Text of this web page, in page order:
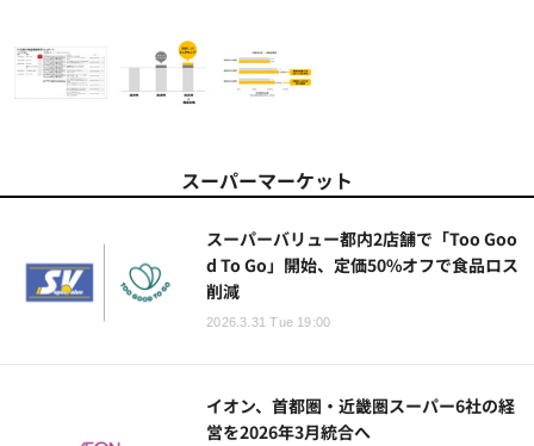
スーパーマーケット
スーパーバリュー都内2店舗で「Too Goo
d To Go」開始、定価50%オフで食品ロス
削減
2026.3.31 Tue 19:00
イオン、首都圏・近畿圏スーパー6社の経
営を2026年3月統合へ